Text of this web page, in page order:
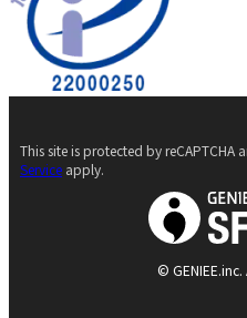
© GENIEE.inc.
This site is protected by reCAPTCHA
Service apply.